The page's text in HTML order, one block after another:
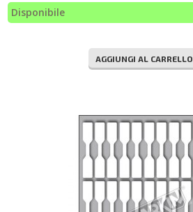
Disponibile
AGGIUNGI AL CARRELLO